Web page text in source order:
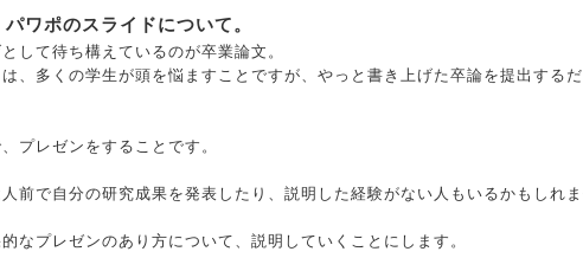
ワポのスライドについて。
して待ち構えているのが卒業論文。
、多くの学生が頭を悩ますことですが、やっと書き上げた卒論を提出する
プレゼンをすることです。
前で自分の研究成果を発表したり、説明した経験がない人もいるかもしれま
なプレゼンのあり方について、説明していくことにします。